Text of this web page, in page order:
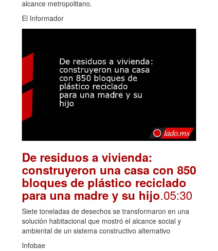
alcance metropolitano.
El Informador
De residuos a vivienda:
construyeron una casa con 850
bloques de plástico reciclado
para una madre y su hijo.05:30
Siete toneladas de desechos se transformaron en una
solución habitacional que mostró el alcance social y
ambiental de un sistema constructivo alternativo
Infobae